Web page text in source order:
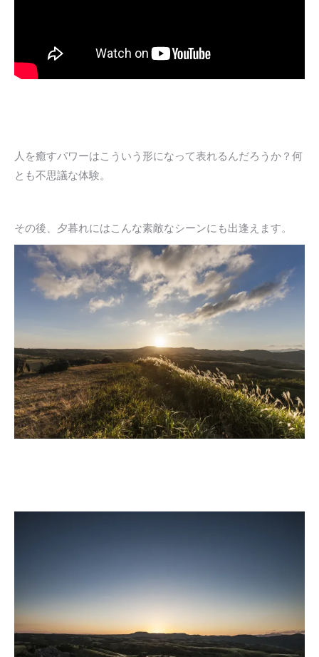
人を癒すパワーはこういう形になって表れるんだろうか？何
とも不思議な体験。
その後、夕暮れにはこんな素敵なシーンにも出逢えます。